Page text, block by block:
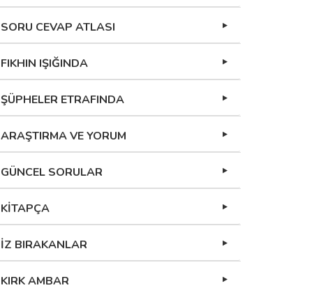
SORU CEVAP ATLASI
FIKHIN IŞIĞINDA
ŞÜPHELER ETRAFINDA
ARAŞTIRMA VE YORUM
GÜNCEL SORULAR
KİTAPÇA
İZ BIRAKANLAR
KIRK AMBAR